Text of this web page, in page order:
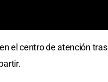
el centro de atención tras